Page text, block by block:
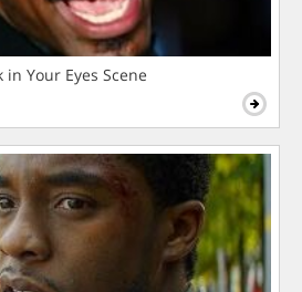
Your Eyes Scene